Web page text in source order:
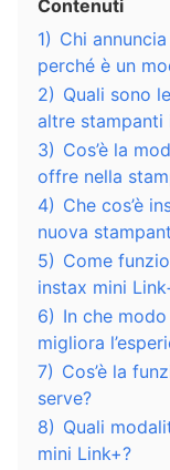
Contenuti
1) Chi
perché è un
2) Quali sono
altre stampanti
3) Cos’è la
offre nella
4) Che cos’è
nuova
5) Come
instax mini
6) In che
migliora
7) Cos’è la
serve?
8) Quali
mini Link+?